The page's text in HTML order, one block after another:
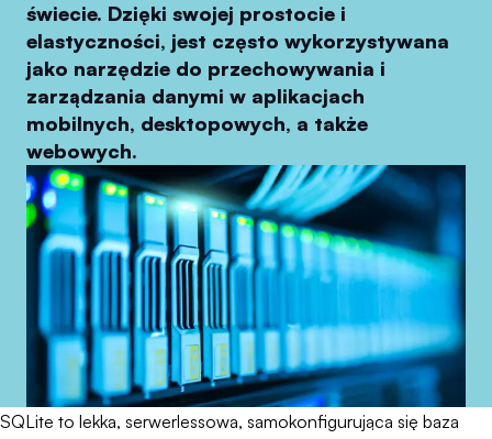
świecie. Dzięki swojej prostocie i
elastyczności, jest często wykorzystywana
jako narzędzie do przechowywania i
zarządzania danymi w aplikacjach
mobilnych, desktopowych, a także
webowych.
SQLite to lekka, serwerlessowa, samokonfigurująca się baza